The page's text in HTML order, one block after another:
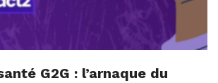
G2G : l’arnaque du